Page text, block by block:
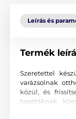
Leírás és
Termék
Szeretettel
varázsolnak
közül, és
tapétáknak